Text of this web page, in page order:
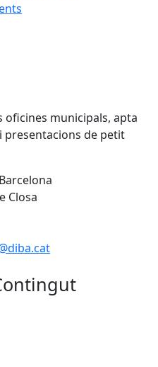
oficines municipals, apta
presentacions de petit
Closa